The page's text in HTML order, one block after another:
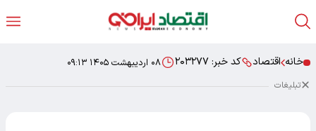
خانه اقتصاد کد خبر: ۲۰۳۲۷۷ ۰۸ اردیبهشت ۱۴۰۵ ۰۹:۱۳
تبلیغات